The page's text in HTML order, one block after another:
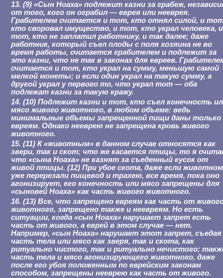
13. (9) «Сын Ноаха» подлежит казни за грабеж,
от того, кого он ограбил — еврея или нееврея.
Грабителем считается и тот, кто отнял силой, и
кто своровал имущество, и тот, кто украл человека, и
тот, кто не заплатил работнику, и так далее; даже
работник, который съел плоды с поля хозяина не во
время работы, считается грабителем и подлежит за
это казни, что не так в законах для евреев.
считается и тот, кто украл на сумму, меньшую самой
мелкой монеты; и если один украл на такую сумму, а
другой украл у первого то, что украл тот — оба
подлежат казни за такую кражу.
14. (10) Подлежит казни и тот, кто съел конечность
мясо живого животного, в любом объеме: ведь
минимальные объемы запрещенной пищи даны только
евреям. Однако нееврею не запрещена кровь живого
животного.
15. (11) К «животным» в данном случае относятся как
звери, так и скот; что же касается птицы, то я
что «сына Ноаха» не казнят за съеденный кусок от
живой птицы. (12) При убое скота, даже если
уже перерезали пищевод и трахею, все время, пока оно
агонизирует, его конечность или мясо запрещены для
«сыновей Ноаха» как часть живого животного.
16. (13) Все, что запрещено евреям как часть от
животного, запрещено также и неевреям. Но есть
ситуации, когда «сын Ноаха» нарушает запрет есть
часть от живого, а еврей в этом случае — нет.
Например, «сын Ноаха» нарушает этот запрет, съедая
часть тела или мясо как зверя, так и скота, как
ритуально чистого, так и ритуально нечистого;
часть тела и мясо агонизирующего животного, даже
после его убоя положенным по еврейским законам
способом, запрещены нееврею как часть от живого.